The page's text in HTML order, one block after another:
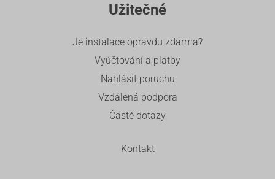
Užitečné
Je instalace opravdu zdarma?
Vyúčtování a platby
Nahlásit poruchu
Vzdálená podpora
Časté dotazy
Kontakt